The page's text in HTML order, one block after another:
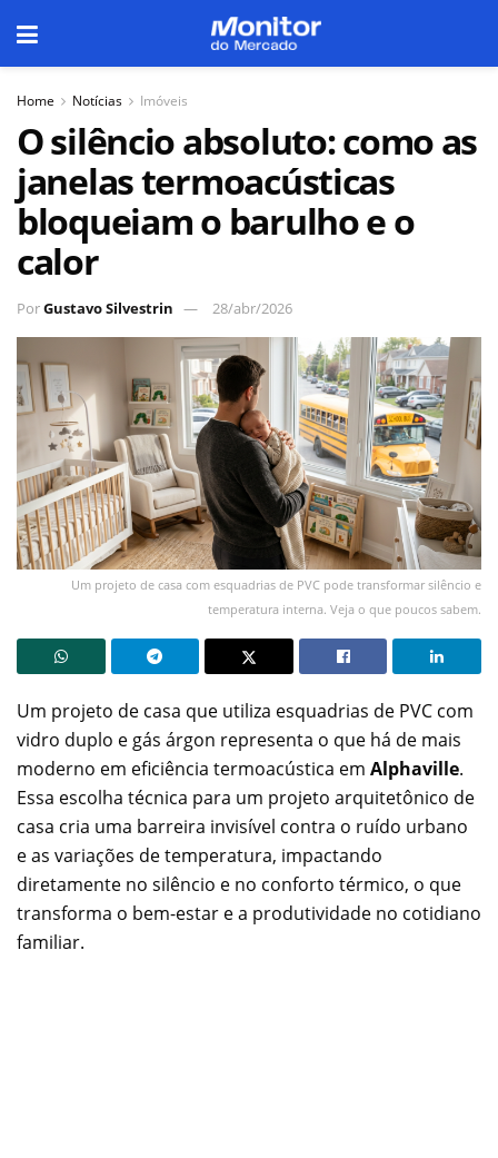
Home Notícias Imóveis
O silêncio absoluto: como as
janelas termoacústicas
bloqueiam o barulho e o
calor
PorGustavo Silvestrin 28/abr/2026
Um projeto de casa com esquadrias de PVC pode transformar silêncio e
temperatura interna. Veja o que poucos sabem.
Um projeto de casa que utiliza esquadrias de PVC com
vidro duplo e gás árgon representa o que há de mais
moderno em eficiência termoacústica em Alphaville.
Essa escolha técnica para um projeto arquitetônico de
casa cria uma barreira invisível contra o ruído urbano
e as variações de temperatura, impactando
diretamente no silêncio e no conforto térmico, o que
transforma o bem-estar e a produtividade no cotidiano
familiar.